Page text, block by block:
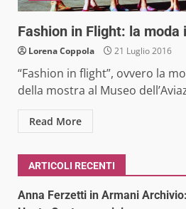
Fashion in Flight: la moda
Lorena Coppola 21 Luglio 2016
“Fashion in flight”, ovvero la
della mostra al Museo
Read More
ARTICOLI RECENTI
Anna Ferzetti in Armani